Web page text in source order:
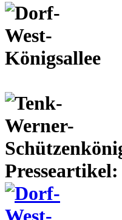
Presseartikel: